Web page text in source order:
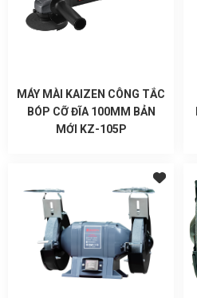
MÁY MÀI KAIZEN CÔNG TẮC
BÓP CỠ ĐĨA 100MM BẢN
MỚI KZ-105P